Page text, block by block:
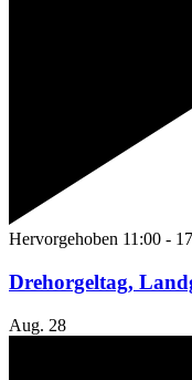
Hervorgehoben 11:00 -
Drehorgeltag,
Aug. 28